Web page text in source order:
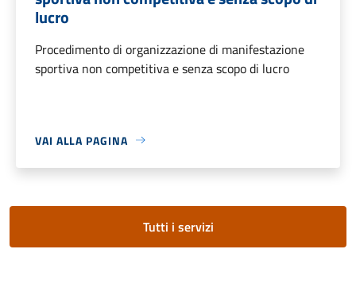
lucro
Procedimento di organizzazione di manifestazione
sportiva non competitiva e senza scopo di lucro
VAI ALLA PAGINA
Tutti i servizi